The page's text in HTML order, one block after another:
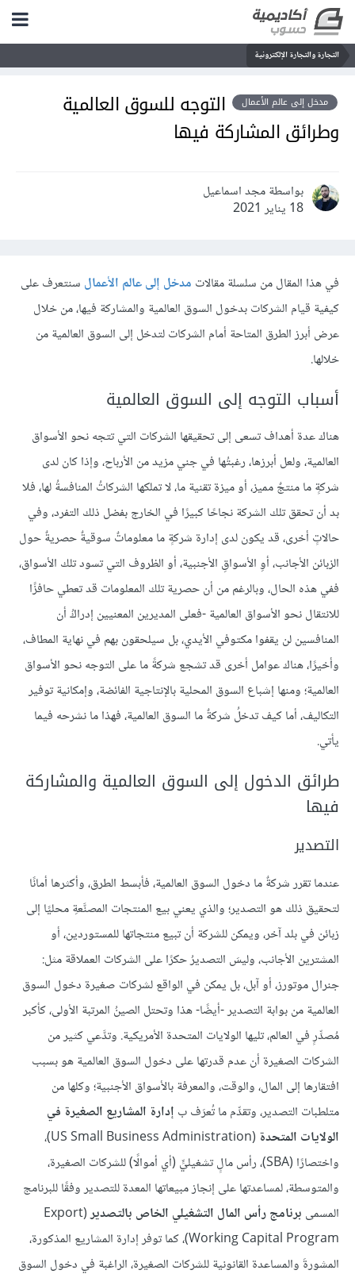
التجارة والتجارة الإلكترونية
مدخل إلى عالم الأعمال
التوجه للسوق العالمية
وطرائق المشاركة فيها
بواسطة مجد اسماعيل
18 يناير 2021
في هذا المقال من سلسلة مقالات مدخل إلى عالم الأعمال سنتعرف على
كيفية قيام الشركات بدخول السوق العالمية والمشاركة فيها، من خلال
عرض أبرز الطرق المتاحة أمام الشركات لتدخل إلى السوق العالمية من
خلالها.
أسباب التوجه إلى السوق العالمية
هناك عدة أهداف تسعى إلى تحقيقها الشركات التي تتجه نحو الأسواق
العالمية، ولعل أبرزها، رغبتُها في جني مزيد من الأرباح، وإذا كان لدى
شركةٍ ما منتجٌ مميز، أو ميزة تقنية ما، لا تملكها الشركاتُ المنافسةُ لها، فلا
بد أن تحقق تلك الشركة نجاحًا كبيرًا في الخارج بفضل ذلك التفرد، وفي
حالاتٍ أخرى، قد يكون لدى إدارة شركةٍ ما معلوماتٌ سوقيةٌ حصريةٌ حول
الزبائن الأجانب، أوِ الأسواقِ الأجنبية، أو الظروف التي تسود تلك الأسواق،
ففي هذه الحال، وبالرغم من أن حصرية تلك المعلومات قد تعطي حافزًا
للانتقال نحو الأسواق العالمية -فعلى المديرين المعنيين إدراكُ أن
المنافسين لن يقفوا مكتوفي الأيدي، بل سيلحقون بهم في نهاية المطاف،
وأخيرًا، هناك عوامل أخرى قد تشجع شركةً ما على التوجه نحو الأسواق
العالمية؛ ومنها إشباع السوق المحلية بالإنتاجية الفائضة، وإمكانية توفير
التكاليف، أما كيف تدخلُ شركةٌ ما السوق العالمية، فهذا ما نشرحه فيما
يأتي.
طرائق الدخول إلى السوق العالمية والمشاركة
فيها
التصدير
عندما تقرر شركةٌ ما دخول السوق العالمية، فأبسط الطرق، وأكثرها أمانًا
لتحقيق ذلك هو التصدير؛ والذي يعني بيع المنتجات المصنَّعةِ محليًا إلى
زبائن في بلد آخر، ويمكن للشركة أن تبيع منتجاتها للمستوردين، أو
المشترين الأجانب، وليسَ التصديرُ حكرًا على الشركات العملاقة مثل:
جنرال موتورز، أو آبل، بل يمكن في الواقع لشركات صغيرة دخول السوق
العالمية من بوابة التصدير -أيضًا- هذا وتحتل الصينُ المرتبة الأولى، كأكبر
مُصدِّرٍ في العالم، تليها الولايات المتحدة الأمريكية. وتدَّعي كثير من
الشركات الصغيرة أن عدم قدرتها على دخول السوق العالمية هو بسبب
افتقارها إلى المال، والوقت، والمعرفة بالأسواق الأجنبية؛ وكلها من
متلطبات التصدير، وتقدِّم ما تُعرَف ب إدارة المشاريع الصغيرة في
الولايات المتحدة
(US Small Business Administration)،
واختصارًا (SBA)، رأس مالٍ تشغيليٍّ (أي أموالًا) للشركات الصغيرة،
والمتوسطة، لمساعدتها على إنجاز مبيعاتها المعدة للتصدير وفقًا للبرنامج
المسمى برنامج رأس المال التشغيلي الخاص بالتصدير (Export
Working Capital Program)، كما توفر إدارة المشاريع المذكورة،
المشورةَ والمساعدة القانونية للشركات الصغيرة، الراغبة في دخول السوق